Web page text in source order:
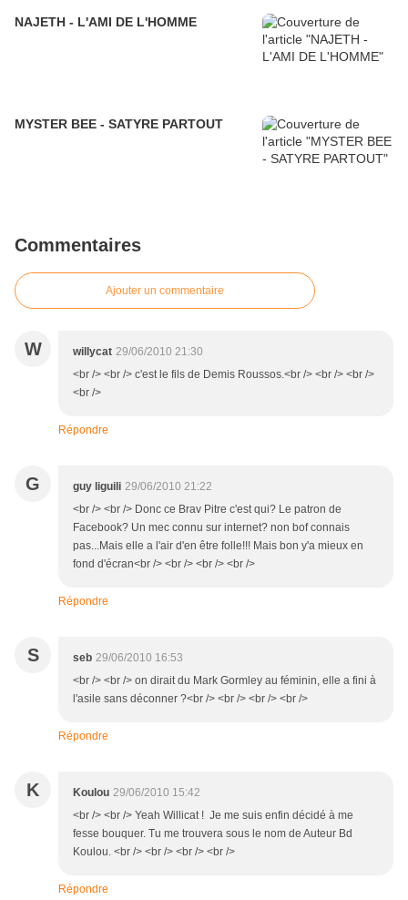
NAJETH - L'AMI DE L'HOMME
MYSTER BEE - SATYRE PARTOUT
Commentaires
Ajouter un commentaire
W willycat 29/06/2010 21:30
<br /> <br /> c'est le fils de Demis Roussos.<br /> <br /> <br />
<br />
Répondre
G guy liguili 29/06/2010 21:22
<br /> <br /> Donc ce Brav Pitre c'est qui? Le patron de
Facebook? Un mec connu sur internet? non bof connais
pas...Mais elle a l'air d'en être folle!!! Mais bon y'a mieux en
fond d'écran<br /> <br /> <br /> <br />
Répondre
S seb 29/06/2010 16:53
<br /> <br /> on dirait du Mark Gormley au féminin, elle a fini à
l'asile sans déconner ?<br /> <br /> <br /> <br />
Répondre
K Koulou 29/06/2010 15:42
<br /> <br /> Yeah Willicat ! Je me suis enfin décidé à me
fesse bouquer. Tu me trouvera sous le nom de Auteur Bd
Koulou. <br /> <br /> <br /> <br />
Répondre